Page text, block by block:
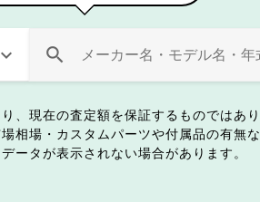
、現在の査定額を保証するものではあり
相場・カスタムパーツや付属品の有無
ータが表示されない場合があります。